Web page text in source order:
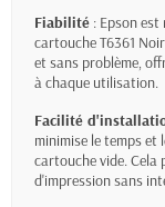
Fiabilité : Epson
cartouche T6361
et sans problème,
à chaque utilisation.
Facilité
minimise le temps et
cartouche vide. Cela
d'impression sans